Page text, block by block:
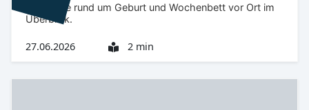
Angebote rund um Geburt und Wochenbett vor Ort im
Überblick.
27.06.2026 2 min